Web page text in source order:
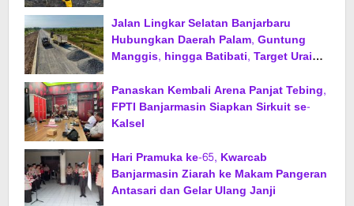
Jalan Lingkar Selatan Banjarbaru
Hubungkan Daerah Palam, Guntung
Manggis, hingga Batibati, Target Urai
Panaskan Kembali Arena Panjat Tebing,
FPTI Banjarmasin Siapkan Sirkuit se-
Kalsel
Hari Pramuka ke-65, Kwarcab
Banjarmasin Ziarah ke Makam Pangeran
Antasari dan Gelar Ulang Janji